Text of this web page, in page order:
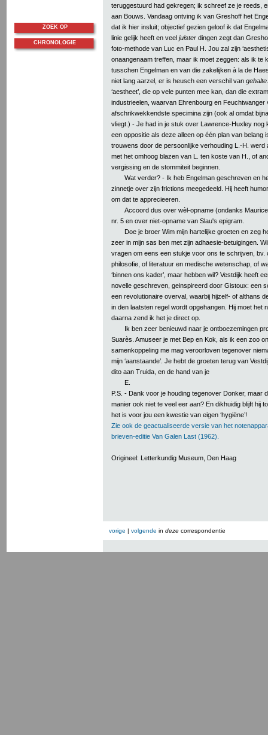
teruggestuurd had gekregen; ik schreef ze je reeds,
aan Bouws. Vandaag ontving ik van Greshoff het
dat ik hier insluit; objectief gezien geloof ik dat
linie gelijk heeft en veel juister dingen zegt dan
foto-methode van Luc en Paul H. Jou zal zijn
onaangenaam treffen, maar ik moet zeggen: als ik te
tusschen Engelman en van die zakelijken à la de
niet lang aarzel, er is heusch een verschil van gehalte
‘aestheet’, die op vele punten mee kan, dan die
industrieelen, waarvan Ehrenbourg en Feuchtwanger
afschrikwekkendste specimina zijn (ook al omdat
vliegt.) - Je had in je stuk over Lawrence-Huxley nog
een oppositie als deze alleen op één plan van belang
trouwens door de persoonlijke verhouding L.-H. werd
met het omhoog blazen van L. ten koste van H., of
vergissing en de stommiteit beginnen.
Wat verder? - Ik heb Engelman geschreven en
zinnetje over zijn frictions meegedeeld. Hij heeft
om dat te apprecieeren.
Accoord dus over wèl-opname (ondanks
nr. 5 en over niet-opname van Slau's epigram.
Doe je broer Wim mijn hartelijke groeten en zeg
zeer in mijn sas ben met zijn adhaesie-betuigingen.
vragen om eens een stukje voor ons te schrijven, bv.
philosofie, of literatuur en medische wetenschap, of
‘binnen ons kader’, maar hebben wil? Vestdijk heeft
novelle geschreven, geinspireerd door Gistoux: een
een revolutionaire overval, waarbij hijzelf- of althans
in den laatsten regel wordt opgehangen. Hij moet het
daarna zend ik het je direct op.
Ik ben zeer benieuwd naar je ontboezemingen
Suarès. Amuseer je met Bep en Kok, als ik een zoo
samenkoppeling me mag veroorloven tegenover
mijn ‘aanstaande’. Je hebt de groeten terug van
dito aan Truida, en de hand van je
E.
P.S. - Dank voor je houding tegenover Donker, maar
manier ook niet te veel eer aan? En dikhuidig blijft hij
het is voor jou een kwestie van eigen ‘hygiëne’!
Zie ook de geactualiseerde versie van het
brieven-editie Van Galen Last (1962).
Origineel: Letterkundig Museum, Den Haag
vorige | volgende in deze correspondentie
ZOEK OP
CHRONOLOGIE